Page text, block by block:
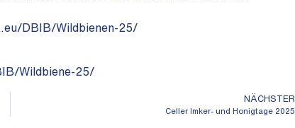
DBIB/Wildbienen-25/
Wildbiene-25/
NÄCHSTER
Celler Imker- und Honigtage 2025